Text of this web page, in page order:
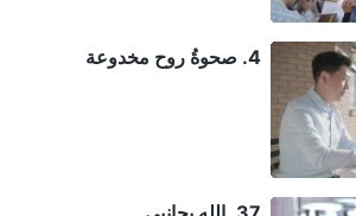
4. صحوةُ روح مخدوعة